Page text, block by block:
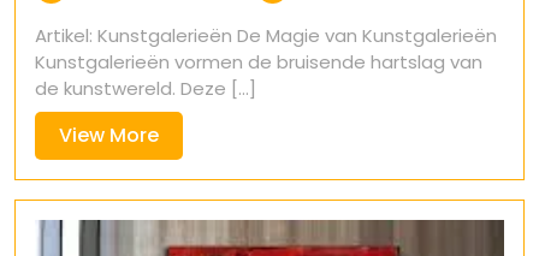
november
2024
Artikel: Kunstgalerieën De Magie van Kunstgalerieën
Kunstgalerieën vormen de bruisende hartslag van
de kunstwereld. Deze [...]
View MoreView
More